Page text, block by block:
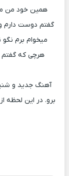
همین خود من
گفتم دوست دارم
میخوام برم
هرچی که
آهنگ جدید و
برو. در این لحظه